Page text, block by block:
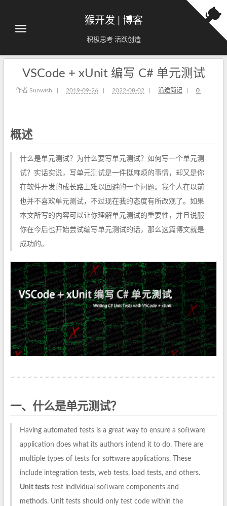
猴开发 | 博客
积极思考 活跃创造
VSCode + xUnit 编写 C# 单元测试
作者 Sunwish 2019-09-26 2022-08-02 沿途简记 0
概述
什么是单元测试？为什么要写单元测试？如何写一个单元测
试？实话实说，写单元测试是一件挺麻烦的事情，却又是你
在软件开发的成长路上难以回避的一个问题。我个人在以前
也并不喜欢单元测试，不过现在我的态度有所改观了。如果
本文所写的内容可以让你理解单元测试的重要性，并且说服
你在今后也开始尝试编写单元测试的话，那么这篇博文就是
成功的。
一、什么是单元测试？
Having automated tests is a great way to ensure a software
application does what its authors intend it to do. There are
multiple types of tests for software applications. These
include integration tests, web tests, load tests, and others.
Unit tests test individual software components and
methods. Unit tests should only test code within the